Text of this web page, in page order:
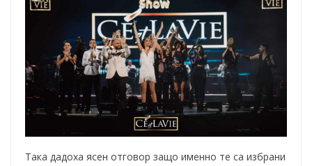
Така дадоха ясен отговор защо именно те са избрани